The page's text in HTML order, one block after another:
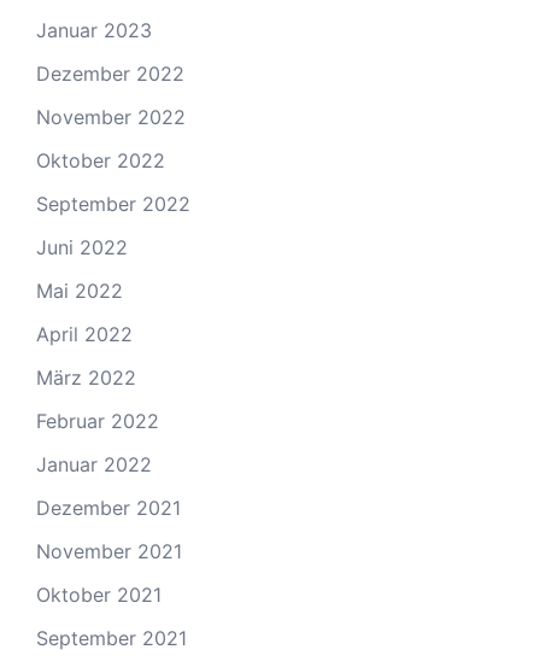
Januar 2023
Dezember 2022
November 2022
Oktober 2022
September 2022
Juni 2022
Mai 2022
April 2022
März 2022
Februar 2022
Januar 2022
Dezember 2021
November 2021
Oktober 2021
September 2021